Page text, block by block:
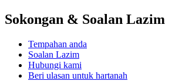
Sokongan & Soalan Lazim
Tempahan anda
Soalan Lazim
Hubungi kami
Beri ulasan untuk hartanah